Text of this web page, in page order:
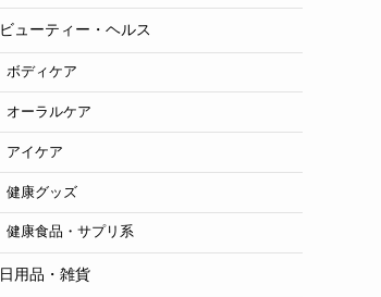
ビューティー・ヘルス
ボディケア
オーラルケア
アイケア
健康グッズ
健康食品・サプリ系
日用品・雑貨